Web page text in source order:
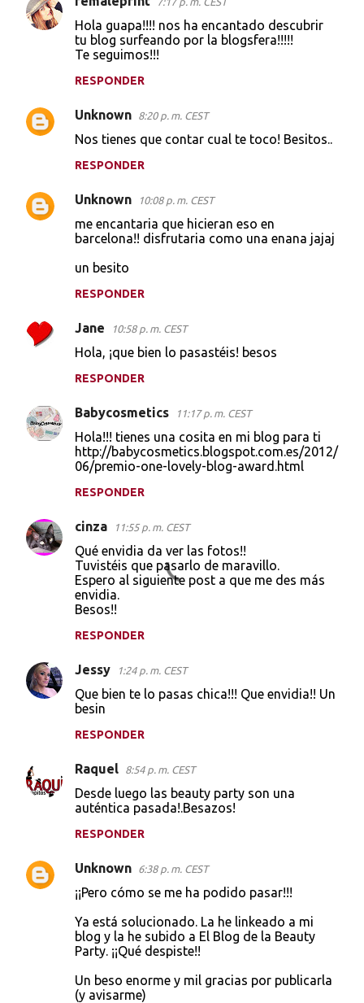
Hola guapa!!!! nos ha encantado descubrir
tu blog surfeando por la blogsfera!!!!!
Te seguimos!!!
RESPONDER
Unknown 8:20 p. m. CEST
Nos tienes que contar cual te toco! Besitos..
RESPONDER
Unknown 10:08 p. m. CEST
me encantaria que hicieran eso en
barcelona!! disfrutaria como una enana jajaj
un besito
RESPONDER
Jane 10:58 p. m. CEST
Hola, ¡que bien lo pasastéis! besos
RESPONDER
Babycosmetics 11:17 p. m. CEST
Hola!!! tienes una cosita en mi blog para ti
http://babycosmetics.blogspot.com.es/2012/
06/premio-one-lovely-blog-award.html
RESPONDER
cinza 11:55 p. m. CEST
Qué envidia da ver las fotos!!
Tuvistéis que pasarlo de maravillo.
Espero al siguiente post a que me des más
envidia.
Besos!!
RESPONDER
Jessy 1:24 p. m. CEST
Que bien te lo pasas chica!!! Que envidia!! Un
besin
RESPONDER
Raquel 8:54 p. m. CEST
Desde luego las beauty party son una
auténtica pasada!.Besazos!
RESPONDER
Unknown 6:38 p. m. CEST
¡¡Pero cómo se me ha podido pasar!!!
Ya está solucionado. La he linkeado a mi
blog y la he subido a El Blog de la Beauty
Party. ¡¡Qué despiste!!
Un beso enorme y mil gracias por publicarla
(y avisarme)